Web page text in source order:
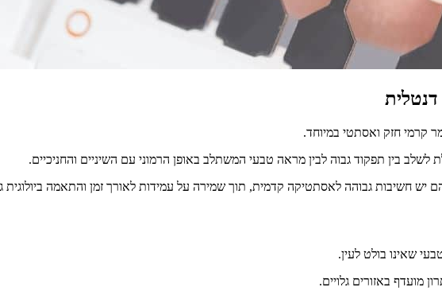
קרמי חזק ואסתטי במיוחד.
בין תפקוד גבוה לבין מראה טבעי המשתלב באופן הרמוני עם השיניים והחניכיים.
יש חשיבות גבוהה לאסתטיקה קדמית, תוך שמירה על עמידות לאורך זמן והתאמה
שאינו בולט לעין.
מועדף באזורים גלויים.